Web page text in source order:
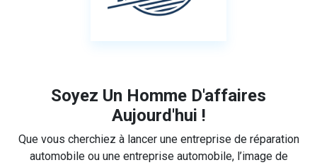
Soyez Un Homme D'affaires
Aujourd'hui !
Que vous cherchiez à lancer une entreprise de réparation
automobile ou une entreprise automobile, l’image de